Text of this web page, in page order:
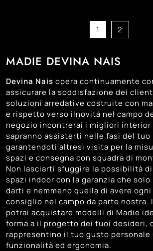
In Vetro
Padova
Treviso
Venezia
Vicenza
1 2
MADIE DEVINA NAIS
Devina Nais opera continuamente
assicurare la soddisfazione dei
soluzioni arredative costruite con
e rispetto verso ilnovità nel campo
negozio incontrerai i migliori interior
sapranno assisterti nelle fasi del
garantendoti altresì visita per la
spazi e consegna con squadra di
Non lasciarti sfuggire la possibilità
spazi indoor con la garanzia che solo
darti e nemmeno quella di avere
consiglio nel campo da parte nostra.
potrai acquistare modelli di Madie
forma a il progetto dei tuoi desideri,
rappresentino il tuo gusto personale
funzionalità ed ergonomia.